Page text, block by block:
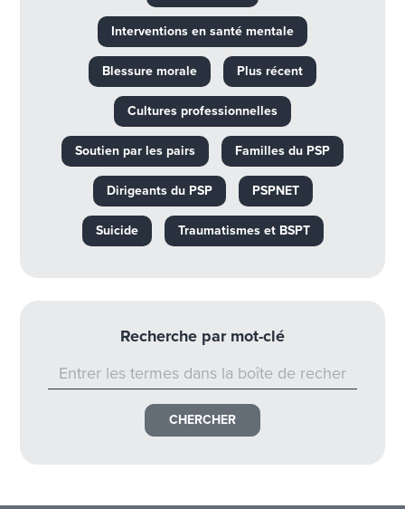
Interventions en santé mentale
Blessure morale Plus récent
Cultures professionnelles
Soutien par les pairs Familles du PSP
Dirigeants du PSP PSPNET
Suicide Traumatismes et BSPT
Recherche par mot-clé